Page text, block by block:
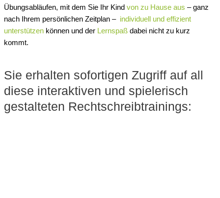
Übungsabläufen, mit dem Sie Ihr Kind von zu Hause aus – ganz
nach Ihrem persönlichen Zeitplan – individuell und effizient
unterstützen können und der Lernspaß dabei nicht zu kurz
kommt.
Sie erhalten sofortigen Zugriff auf all
diese interaktiven und spielerisch
gestalteten Rechtschreibtrainings: